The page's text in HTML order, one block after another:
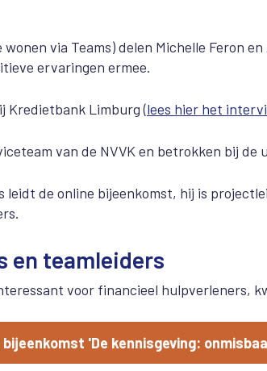
via Teams) delen Michelle Feron
ervaringen ermee.
Kredietbank Limburg (lees hier het
van de NVVK en betrokken bij de
leidt de online bijeenkomst, hij is
en teamleiders
voor financieel hulpverleners,
'De kennisgeving: